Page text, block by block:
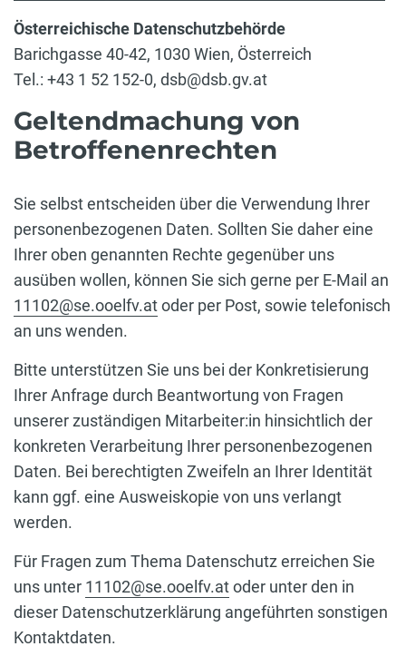
Österreichische Datenschutzbehörde
Barichgasse 40-42, 1030 Wien, Österreich
Tel.: +43 1 52 152-0, dsb@dsb.gv.at
Geltendmachung von
Betroffenenrechten
Sie selbst entscheiden über die Verwendung Ihrer
personenbezogenen Daten. Sollten Sie daher eine
Ihrer oben genannten Rechte gegenüber uns
ausüben wollen, können Sie sich gerne per E-Mail an
11102@se.ooelfv.atoder per Post, sowie telefonisch
an uns wenden.
Bitte unterstützen Sie uns bei der Konkretisierung
Ihrer Anfrage durch Beantwortung von Fragen
unserer zuständigen Mitarbeiter:in hinsichtlich der
konkreten Verarbeitung Ihrer personenbezogenen
Daten. Bei berechtigten Zweifeln an Ihrer Identität
kann ggf. eine Ausweiskopie von uns verlangt
werden.
Für Fragen zum Thema Datenschutz erreichen Sie
uns unter 11102@se.ooelfv.atoder unter den in
dieser Datenschutzerklärung angeführten sonstigen
Kontaktdaten.